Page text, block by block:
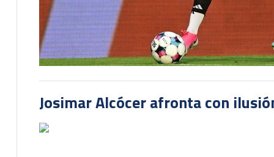
Josimar Alcócer afronta con